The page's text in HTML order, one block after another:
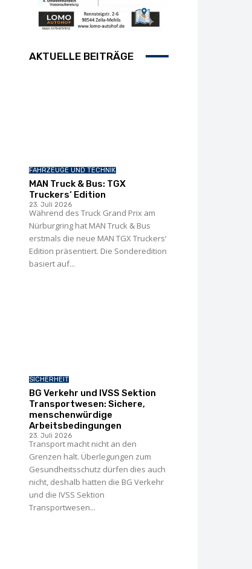
AKTUELLE BEITRÄGE
FAHRZEUGE UND TECHNIK
MAN Truck & Bus: TGX
Truckers‘ Edition
23. Juli 2026
Während des Truck Grand Prix am
Nürburgring hat MAN Truck & Bus
erstmals die neue MAN TGX Truckers‘
Edition präsentiert. Die Sonderedition
basiert auf...
SICHERHEIT
BG Verkehr und IVSS Sektion
Transportwesen: Sichere,
menschenwürdige
Arbeitsbedingungen
23. Juli 2026
Transport macht nicht an den
Grenzen halt. Überlegungen zum
Gesundheitsschutz dürfen dies auch
nicht, deshalb hatten die BG Verkehr
und die IVSS Sektion
Transportwesen...